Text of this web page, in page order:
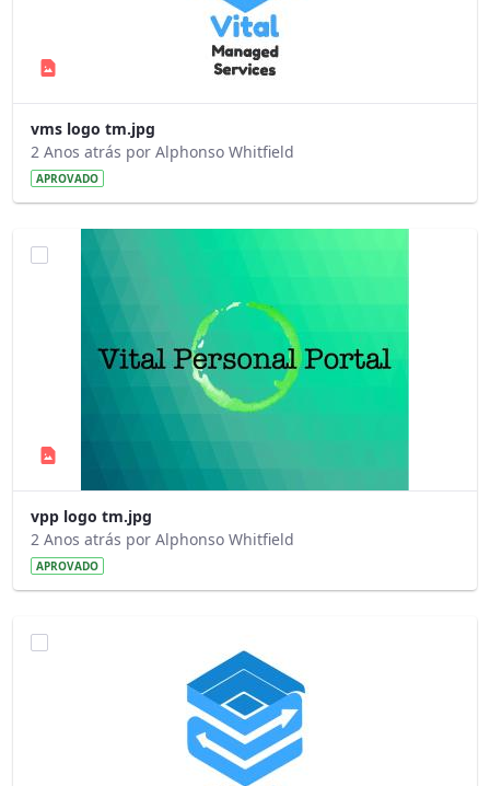
vms logo tm.jpg
2 Anos atrás por Alphonso Whitfield
APROVADO
vpp logo tm.jpg
2 Anos atrás por Alphonso Whitfield
APROVADO